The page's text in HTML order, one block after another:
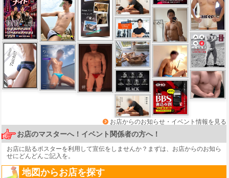
お店からのお知らせ・イベント情報を見る
お店のマスターへ！イベント関係者の方へ！
お店に貼るポスターを利用して宣伝をしませんか？まずは、 お店からのお知ら
せにどんどんご記入を。
地図からお店を探す